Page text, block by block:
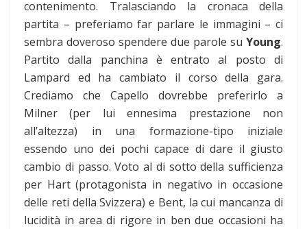
contenimento. Tralasciando la cronaca della
partita – preferiamo far parlare le immagini – ci
sembra doveroso spendere due parole su Young.
Partito dalla panchina è entrato al posto di
Lampard ed ha cambiato il corso della gara.
Crediamo che Capello dovrebbe preferirlo a
Milner (per lui ennesima prestazione non
all’altezza) in una formazione-tipo iniziale
essendo uno dei pochi capace di dare il giusto
cambio di passo. Voto al di sotto della sufficienza
per Hart (protagonista in negativo in occasione
delle reti della Svizzera) e Bent, la cui mancanza di
lucidità in area di rigore in ben due occasioni ha